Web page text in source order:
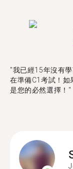
"我已經15年沒有
在準備C1考試！如
是您的必然選擇！"